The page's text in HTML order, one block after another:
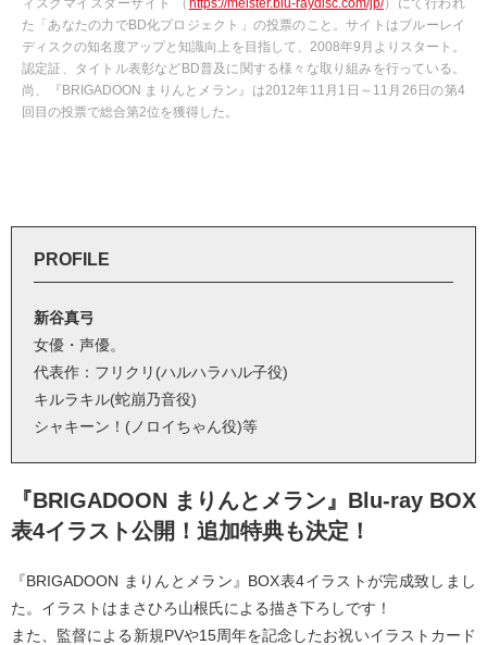
た「あなたの力でBD化プロジェクト」の投票のこと。サイトはブルーレイ
ディスクの知名度アップと知識向上を目指して、2008年9月よりスタート。
認定証、タイトル表彰などBD普及に関する様々な取り組みを行っている。
尚、『BRIGADOON まりんとメラン』は2012年11月1日～11月26日の第4
回目の投票で総合第2位を獲得した。
PROFILE
新谷真弓
女優・声優。
代表作：フリクリ(ハルハラハル子役)
キルラキル(蛇崩乃音役)
シャキーン！(ノロイちゃん役)等
『BRIGADOON まりんとメラン』Blu-ray BOX
表4イラスト公開！追加特典も決定！
『BRIGADOON まりんとメラン』BOX表4イラストが完成致しまし
た。イラストはまさひろ山根氏による描き下ろしです！
また、監督による新規PVや15周年を記念したお祝いイラストカード